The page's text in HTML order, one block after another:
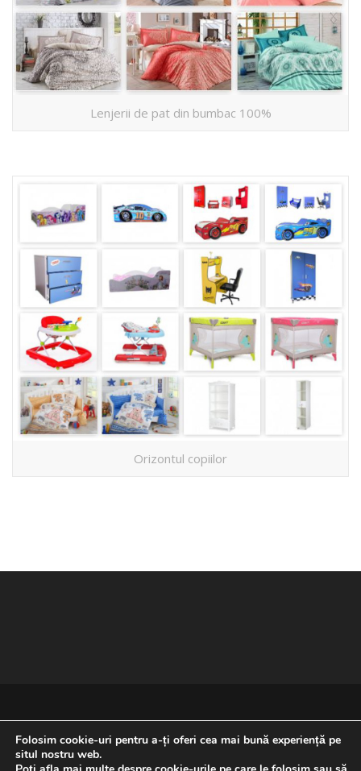
Lenjerii de pat din bumbac 100%
Orizontul copiilor
Folosim cookie-uri pentru a-ți oferi cea mai bună experiență pe
situl nostru web.